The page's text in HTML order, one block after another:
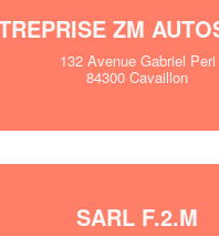
ZM
132 Avenue Gabriel Peri
84300 Cavaillon
SARL F.2.M